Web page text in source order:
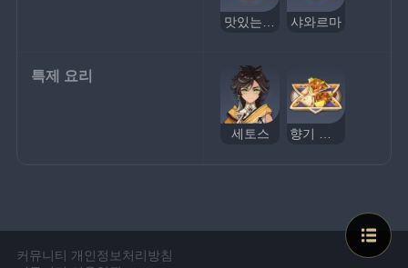
샤와르마
특제 요리
세토스
커뮤니티 개인정보처리방침